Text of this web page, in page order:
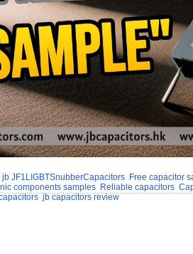
jb JF1LIGBTSnubberCapacitors
Free capacitor
components samples Reliable capacitors
jb capacitors review